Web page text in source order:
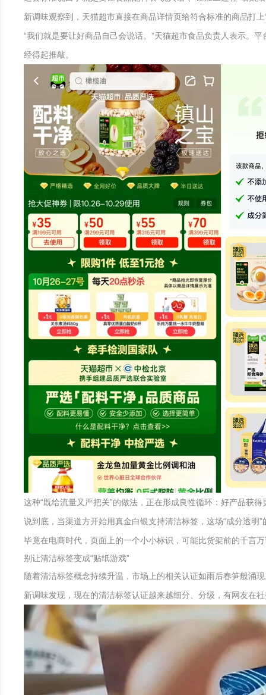
新调味观察到，天猫超市直接在商品详情页给符合标准的商品打
“我们就是要让好商品自己会说话。”天猫超市食品负责人表示。
经得起推敲。
这种“既给流量又严把关”的做法，正在形成良性循环：好产品获
说到底，当渠道方开始用真金白银支持清洁标签，这场“成分透明
毕竟在电商时代，页面上的一个小小标识，可能比货架前的千言
别让清洁标签变成“贴纸游戏”
随着清洁标签概念持续升温，市场上的相关认证如雨后春笋般涌
新调味发现，现在的清洁标签认证越来越细分、分级，有网友在